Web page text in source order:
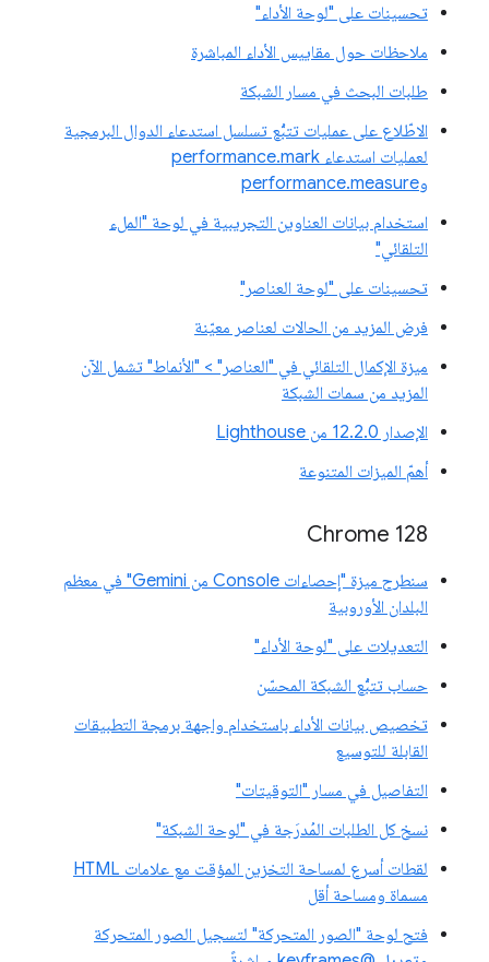
تحسينات على "لوحة الأداء"
ملاحظات حول مقاييس الأداء المباشرة
طلبات البحث في مسار الشبكة
الاطّلاع على عمليات تتبُّع تسلسل استدعاء الدوال البرمجية
لعمليات استدعاء performance.mark
وperformance.measure
استخدام بيانات العناوين التجريبية في لوحة "الملء
التلقائي"
تحسينات على "لوحة العناصر"
فرض المزيد من الحالات لعناصر معيّنة
ميزة الإكمال التلقائي في "العناصر" > "الأنماط" تشمل الآن
المزيد من سمات الشبكة
الإصدار 12.2.0 من Lighthouse
أهمّ الميزات المتنوعة
‫Chrome 128
سنطرح ميزة "إحصاءات Console من Gemini" في معظم
البلدان الأوروبية
التعديلات على "لوحة الأداء"
حساب تتبُّع الشبكة المحسّن
تخصيص بيانات الأداء باستخدام واجهة برمجة التطبيقات
القابلة للتوسيع
التفاصيل في مسار "التوقيتات"
نسخ كل الطلبات المُدرَجة في "لوحة الشبكة"
لقطات أسرع لمساحة التخزين المؤقت مع علامات HTML
مسماة ومساحة أقل
فتح لوحة "الصور المتحركة" لتسجيل الصور المتحركة